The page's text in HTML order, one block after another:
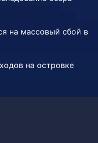
на массовый сбой в
на островке